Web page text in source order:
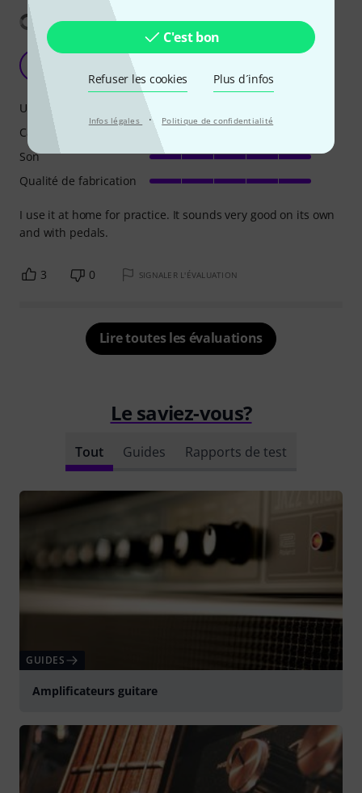
C'est bon
Refuser les cookies Plus d´infos
Infos légales · Politique de confidentialité
Afficher la traduction
I love it
Ernie K 13.03.2024
I use it at home for practice. It sounds very good on its own
and with pedals.
Utilisation
Caractéristiques
Son
Qualité de fabrication
3 0 SIGNALER L'ÉVALUATION
Lire toutes les évaluations
Le saviez-vous?
Tout Guides Rapports de test
GUIDES
Amplificateurs guitare